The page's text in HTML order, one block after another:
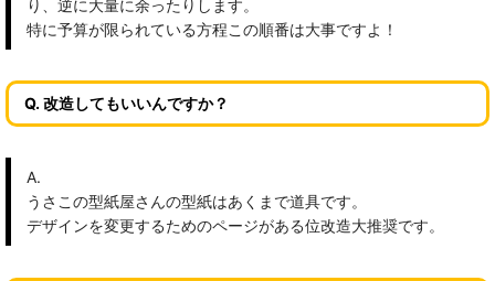
り、逆に大量に余ったりします。
特に予算が限られている方程この順番は大事ですよ！
Q. 改造してもいいんですか？
A.
うさこの型紙屋さんの型紙はあくまで道具です。
デザインを変更するためのページがある位改造大推奨です。